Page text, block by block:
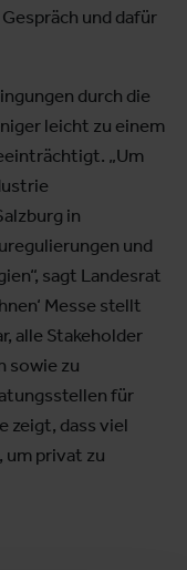
und dafür
durch die
leicht zu einem
„Um
in
und
sagt Landesrat
Messe stellt
alle Stakeholder
sowie zu
für
zeigt, dass viel
um privat zu